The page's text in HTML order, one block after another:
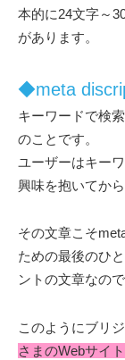
本的に24文字～
があります。
◆meta
キーワードで検
のことです。
ユーザーはキー
興味を抱いてか
その文章こそ
ための最後のひ
ントの文章なので
このようにブリジ
さまのWebサイ